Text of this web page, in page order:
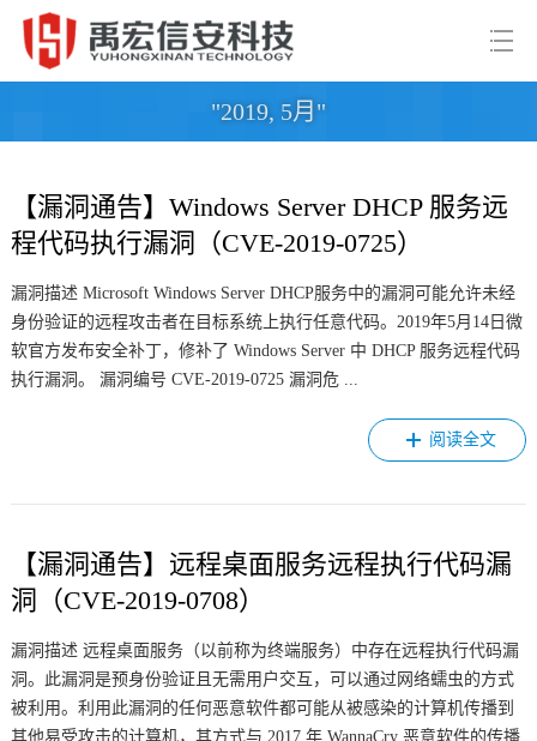
"2019, 5月"
【漏洞通告】Windows Server DHCP 服务远
程代码执行漏洞（CVE-2019-0725）
漏洞描述 Microsoft Windows Server DHCP服务中的漏洞可能允许未经
身份验证的远程攻击者在目标系统上执行任意代码。2019年5月14日微
软官方发布安全补丁，修补了 Windows Server 中 DHCP 服务远程代码
执行漏洞。 漏洞编号 CVE-2019-0725 漏洞危 ...
阅读全文
【漏洞通告】远程桌面服务远程执行代码漏
洞（CVE-2019-0708）
漏洞描述 远程桌面服务（以前称为终端服务）中存在远程执行代码漏
洞。此漏洞是预身份验证且无需用户交互，可以通过网络蠕虫的方式
被利用。利用此漏洞的任何恶意软件都可能从被感染的计算机传播到
其他易受攻击的计算机，其方式与 2017 年 WannaCry 恶意软件的传播